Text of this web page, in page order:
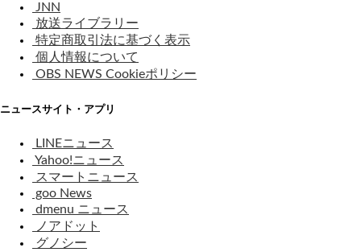
JNN
放送ライブラリー
特定商取引法に基づく表示
個人情報について
OBS NEWS Cookieポリシー
ニュースサイト・アプリ
LINEニュース
Yahoo!ニュース
スマートニュース
goo News
dmenu ニュース
ノアドット
グノシー